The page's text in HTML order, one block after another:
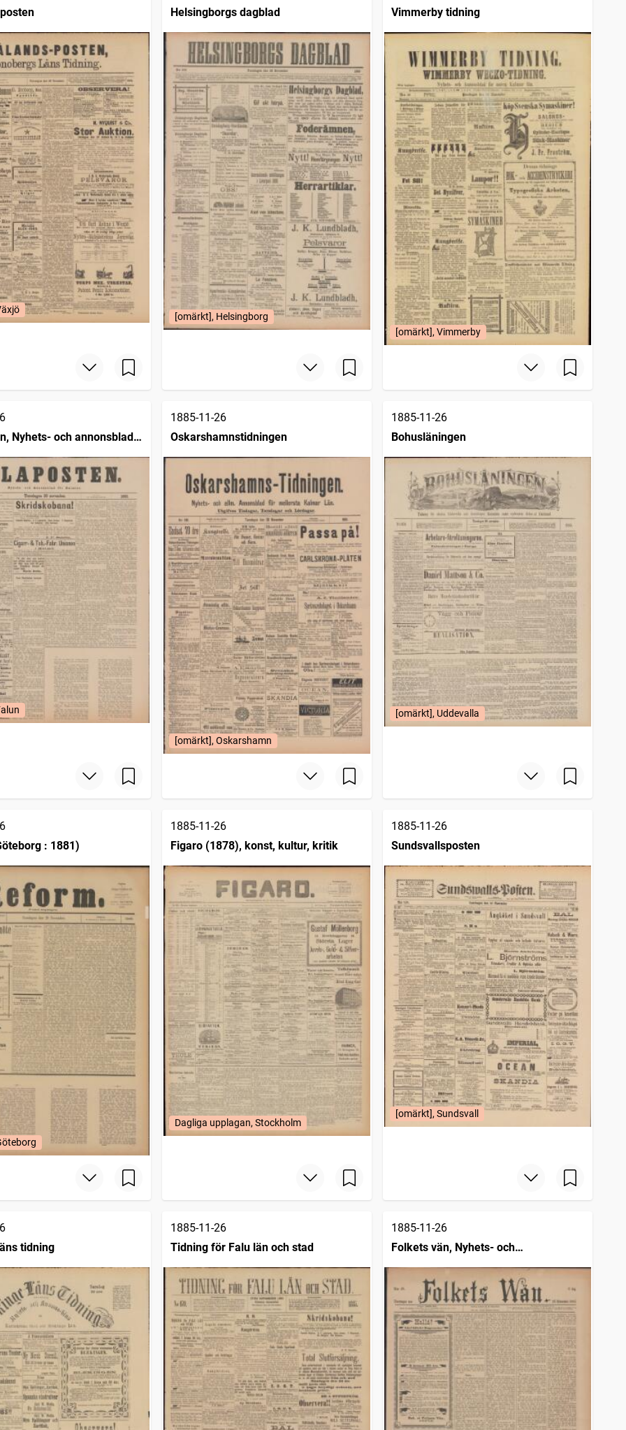
Helsingborgs dagblad
[omärkt], Helsingborg
Vimmerby tidning
[omärkt], Vimmerby
Nyhets- och annonsblad
1885-11-26
Oskarshamnstidningen
[omärkt], Oskarshamn
1885-11-26
Bohusläningen
[omärkt], Uddevalla
: 1881)
1885-11-26
Figaro (1878), konst, kultur, kritik
Dagliga upplagan, Stockholm
1885-11-26
Sundsvallsposten
[omärkt], Sundsvall
tidning
1885-11-26
Tidning för Falu län och stad
1885-11-26
Folkets vän, Nyhets- och